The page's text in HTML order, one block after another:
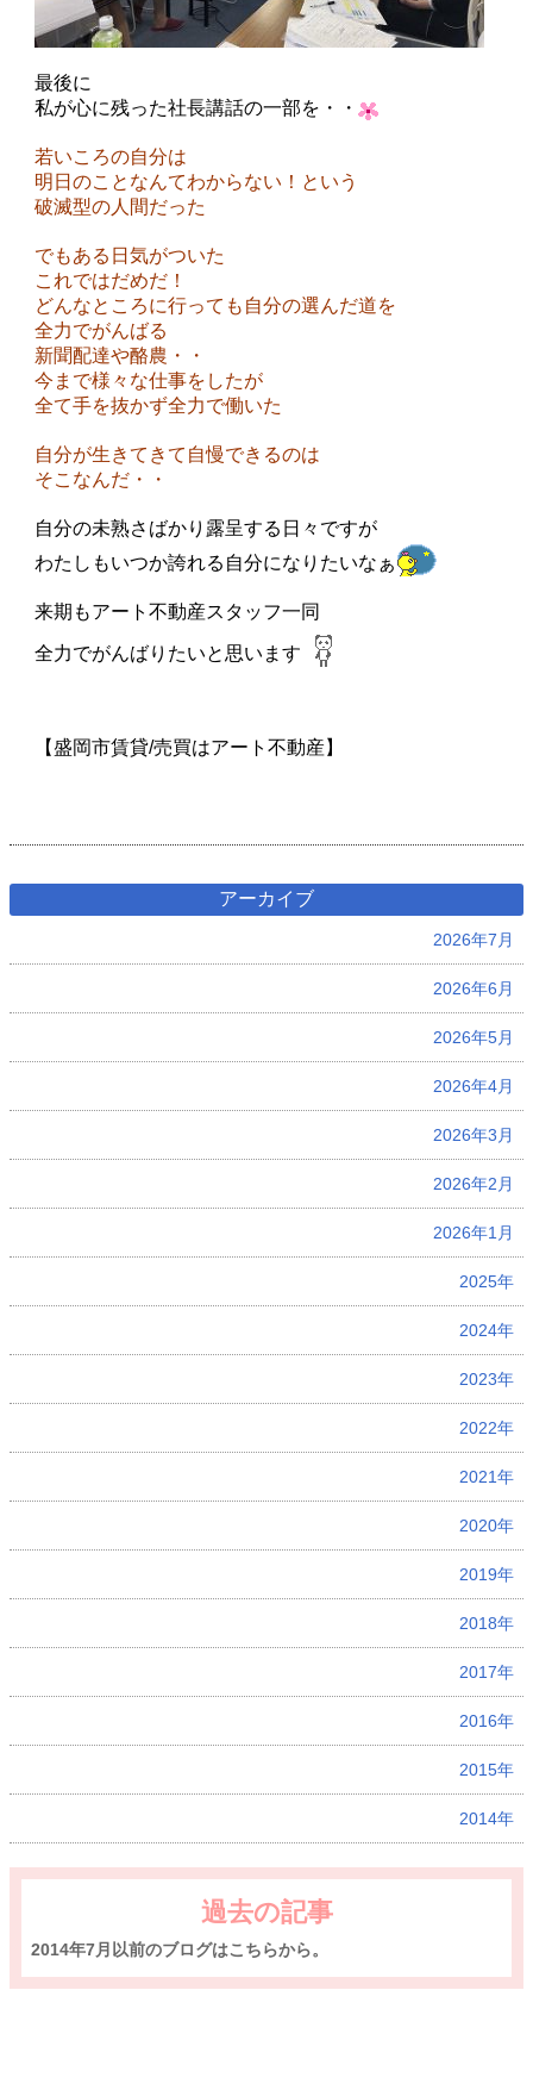
最後に
私が心に残った社長講話の一部を・・
若いころの自分は
明日のことなんてわからない！という
破滅型の人間だった
でもある日気がついた
これではだめだ！
どんなところに行っても自分の選んだ道を
全力でがんばる
新聞配達や酪農・・
今まで様々な仕事をしたが
全て手を抜かず全力で働いた
自分が生きてきて自慢できるのは
そこなんだ・・
自分の未熟さばかり露呈する日々ですが
わたしもいつか誇れる自分になりたいなぁ
来期もアート不動産スタッフ一同
全力でがんばりたいと思います
【盛岡市賃貸/売買はアート不動産】
アーカイブ
2026年7月
2026年6月
2026年5月
2026年4月
2026年3月
2026年2月
2026年1月
2025年
2024年
2023年
2022年
2021年
2020年
2019年
2018年
2017年
2016年
2015年
2014年
過去の記事
2014年7月以前のブログはこちらから。